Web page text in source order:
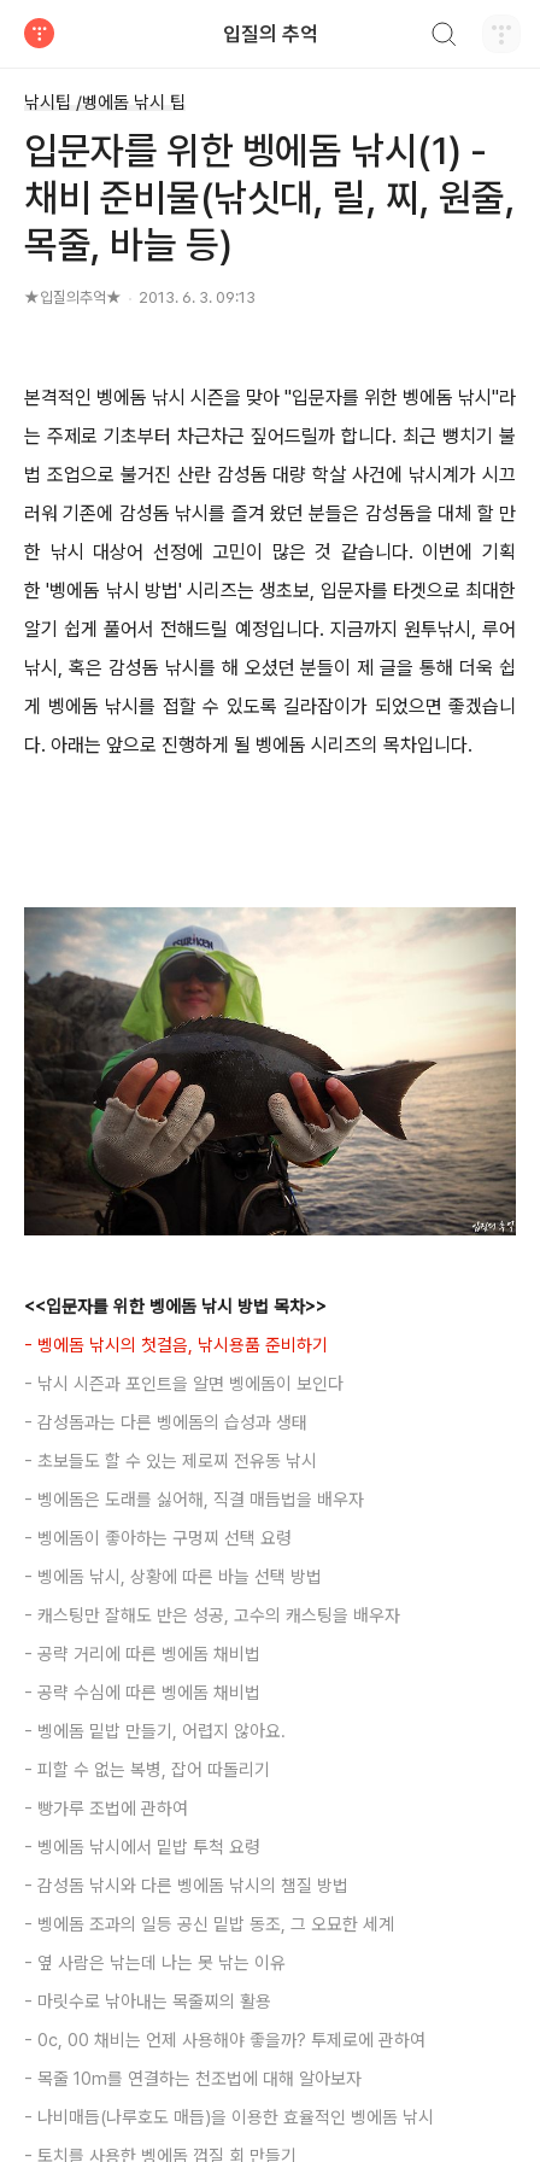
입질의 추억
낚시팁 /벵에돔 낚시 팁
입문자를 위한 벵에돔 낚시(1) -
채비 준비물(낚싯대, 릴, 찌, 원줄,
목줄, 바늘 등)
★입질의추억★ 2013. 6. 3. 09:13
본격적인 벵에돔 낚시 시즌을 맞아 "입문자를 위한 벵에돔 낚시 "라
는 주제로 기초부터 차근차근 짚어드릴까 합니다. 최근 뻥치기 불
법 조업으로 불거진 산란 감성돔 대량 학살 사건에 낚시계가 시끄
러워 기존에 감성돔 낚시를 즐겨 왔던 분들은 감성돔을 대체 할 만
한 낚시 대상어 선정에 고민이 많은 것 같습니다. 이번에 기획
한 '벵에돔 낚시 방법' 시리즈는 생초보, 입문자를 타겟으로 최대한
알기 쉽게 풀어서 전해드릴 예정입니다. 지금까지 원투낚시 ,루어
낚시 , 혹은 감성돔 낚시를 해 오셨던 분들이 제 글을 통해 더욱 쉽
게 벵에돔 낚시를 접할 수 있도록 길라잡이가 되었으면 좋겠습니
다. 아래는 앞으로 진행하게 될 벵에돔 시리즈의 목차입니다.
<<입문자를 위한 벵에돔 낚시 방법 목차>>
- 벵에돔 낚시의 첫걸음, 낚시용품 준비하기
- 낚시 시즌과 포인트을 알면 벵에돔이 보인다
- 감성돔과는 다른 벵에돔의 습성과 생태
- 초보들도 할 수 있는 제로찌 전유동 낚시
- 벵에돔은 도래를 싫어해, 직결 매듭법을 배우자
- 벵에돔이 좋아하는 구멍찌 선택 요령
- 벵에돔 낚시, 상황에 따른 바늘 선택 방법
- 캐스팅만 잘해도 반은 성공, 고수의 캐스팅을 배우자
- 공략 거리에 따른 벵에돔 채비법
- 공략 수심에 따른 벵에돔 채비법
- 벵에돔 밑밥 만들기, 어렵지 않아요.
- 피할 수 없는 복병, 잡어 따돌리기
- 빵가루 조법에 관하여
- 벵에돔 낚시에서 밑밥 투척 요령
- 감성돔 낚시와 다른 벵에돔 낚시의 챔질 방법
- 벵에돔 조과의 일등 공신 밑밥 동조, 그 오묘한 세계
- 옆 사람은 낚는데 나는 못 낚는 이유
- 마릿수로 낚아내는 목줄찌의 활용
- 0c, 00 채비는 언제 사용해야 좋을까? 투제로에 관하여
- 목줄 10m를 연결하는 천조법에 대해 알아보자
- 나비매듭(나루호도 매듭)을 이용한 효율적인 벵에돔 낚시
- 토치를 사용한 벵에돔 껍질 회 만들기